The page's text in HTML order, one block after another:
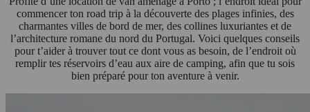
commencer ton road trip à la découverte des plages infinies, des
charmantes villes de bord de mer, des collines luxuriantes et de
l’architecture romane du nord du Portugal. Voici quelques conseils
pour t’aider à trouver tout ce dont vous as besoin, de l’endroit où
remplir tes réservoirs d’eau aux aire de camping, afin que tu sois
bien préparé pour ton aventure à venir.